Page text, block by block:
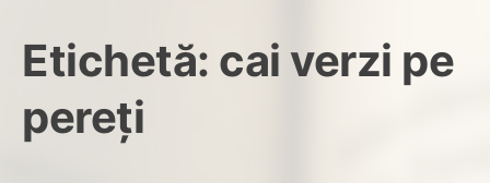
Etichetă: cai verzi pe
pereţi